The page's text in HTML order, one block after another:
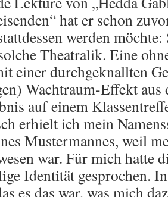
hat er schon
werden
Theatralik. Eine
einer durchgeknallten
Wachtraum-Effekt
auf einem
erhielt ich mein
Mustermannes, weil
war. Für mich hatte
Identität gesprochen.
es das war, was mich